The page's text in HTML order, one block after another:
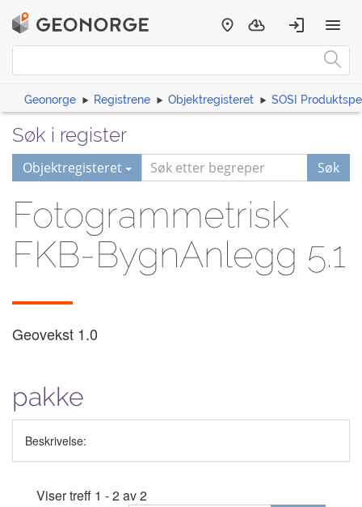
Geonorge Registrene Objektregisteret SOSI
Søk i register
Objektregisteret Søk
Fotogrammetrisk
FKB-BygnAnlegg 5.1
Geovekst 1.0
pakke
Beskrivelse:
Viser treff 1 - 2 av 2